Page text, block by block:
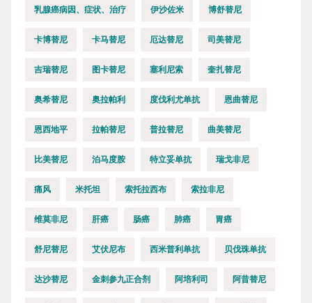
乳腺癌病因、症状、治疗 伊沙佐米 博舒替尼
卡博替尼 卡马替尼 厄达替尼 司美替尼
吉瑞替尼 图卡替尼 塞利尼索 奎扎替尼
奥希替尼 奥拉帕利 度伐利尤单抗 恩曲替尼
恩西地平 拉帕替尼 普拉替尼 曲美替尼
比美替尼 泊马度胺 特立妥单抗 瑞戈非尼
痛风 米托坦 索托拉西布 索拉非尼
维莫非尼 肝癌 肠癌 肺癌 胃癌
舒尼替尼 艾伏尼布 西米普利单抗 贝伐珠单抗
达沙替尼 金刺参九正合剂 阿培利司 阿昔替尼